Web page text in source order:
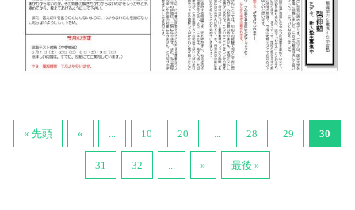
« 先頭 « 10 20 28 29 30
31 32 » 最後 »